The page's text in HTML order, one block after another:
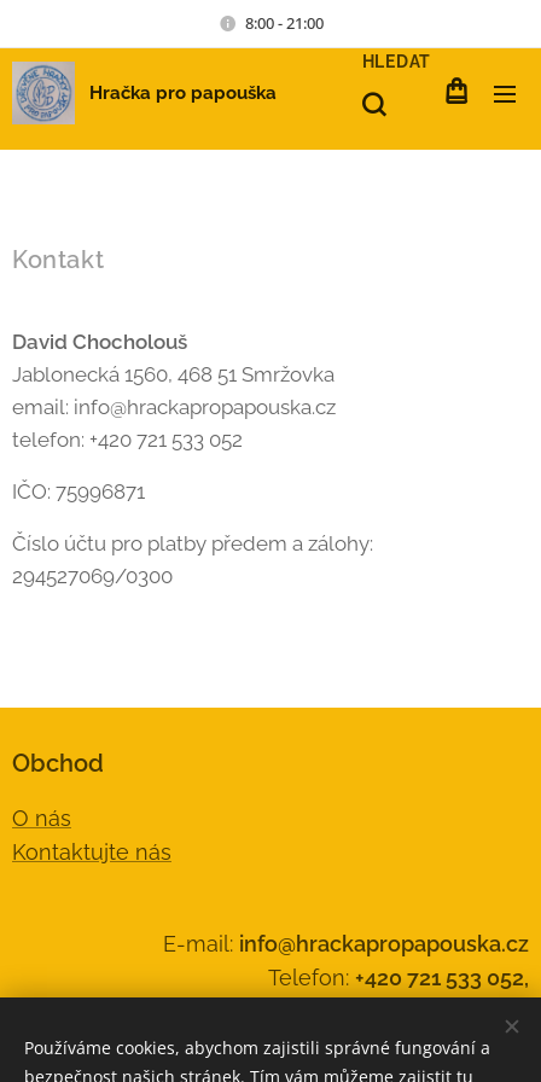
8:00 - 21:00
Hračka pro papouška
HLEDAT
Kontakt
David Chocholouš
Jablonecká 1560, 468 51 Smržovka
email: info@hrackapropapouska.cz
telefon: +420 721 533 052
IČO: 75996871
Číslo účtu pro platby předem a zálohy:
294527069/0300
Obchod
O nás
Kontaktujte nás
E-mail: info@hrackapropapouska.cz
Telefon: +420 721 533 052,
www.facebook.com/HrackaProPapouska
Používáme cookies, abychom zajistili správné fungování a
bezpečnost našich stránek. Tím vám můžeme zajistit tu